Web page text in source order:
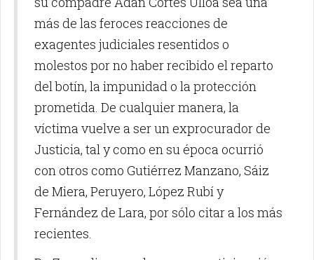
más de las feroces reacciones de
exagentes judiciales resentidos o
molestos por no haber recibido el reparto
del botín, la impunidad o la protección
prometida. De cualquier manera, la
víctima vuelve a ser un exprocurador de
Justicia, tal y como en su época ocurrió
con otros como Gutiérrez Manzano, Sáiz
de Miera, Peruyero, López Rubí y
Fernández de Lara, por sólo citar a los más
recientes.